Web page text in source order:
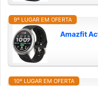
9º LUGAR EM OFERTA
Amazfit
10º LUGAR EM OFERTA